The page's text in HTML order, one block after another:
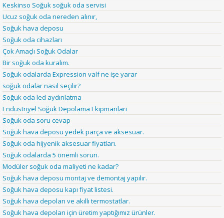
Keskinso Soğuk soğuk oda servisi
Ucuz soğuk oda nereden alınır,
Soğuk hava deposu
Soğuk oda cihazları
Çok Amaçlı Soğuk Odalar
Bir soğuk oda kuralım.
Soğuk odalarda Expression valf ne işe yarar
soğuk odalar nasıl seçilir?
Soğuk oda led aydınlatma
Endüstriyel Soğuk Depolama Ekipmanları
Soğuk oda soru cevap
Soğuk hava deposu yedek parça ve aksesuar.
Soğuk oda hijyenik aksesuar fiyatları.
Soğuk odalarda 5 önemli sorun.
Modüler soğuk oda maliyeti ne kadar?
Soğuk hava deposu montaj ve demontaj yapılır.
Soğuk hava deposu kapı fiyat listesi.
Soğuk hava depoları ve akıllı termostatlar.
Soğuk hava depoları için üretim yaptığımız ürünler.